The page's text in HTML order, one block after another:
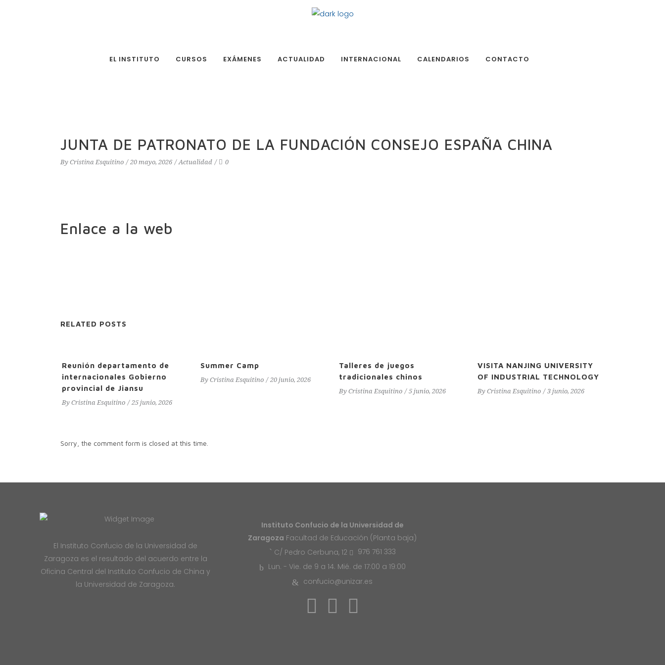
EL INSTITUTO CURSOS EXÁMENES ACTUALIDAD INTERNACIONAL CALENDARIOS CONTACTO
JUNTA DE PATRONATO DE LA FUNDACIÓN CONSEJO ESPAÑA CHINA
By Cristina Esquitino 20 mayo, 2026 Actualidad 0
Enlace a la web
RELATED POSTS
Reunión departamento de
internacionales Gobierno
provincial de Jiansu
By Cristina Esquitino 25 junio, 2026
Summer Camp
By Cristina Esquitino 20 junio, 2026
Talleres de juegos
tradicionales chinos
By Cristina Esquitino 5 junio, 2026
VISITA NANJING UNIVERSITY
OF INDUSTRIAL TECHNOLOGY
By Cristina Esquitino 3 junio, 2026
Sorry, the comment form is closed at this time.
El Instituto Confucio de la Universidad de
Zaragoza es el resultado del acuerdo entre la
Oficina Central del Instituto Confucio de China y
la Universidad de Zaragoza.
Instituto Confucio de la Universidad de
Zaragoza Facultad de Educación (Planta baja)
C/ Pedro Cerbuna, 12
976 761 333
Lun. - Vie. de 9 a 14. Mié. de 17:00 a 19:00
confucio@unizar.es